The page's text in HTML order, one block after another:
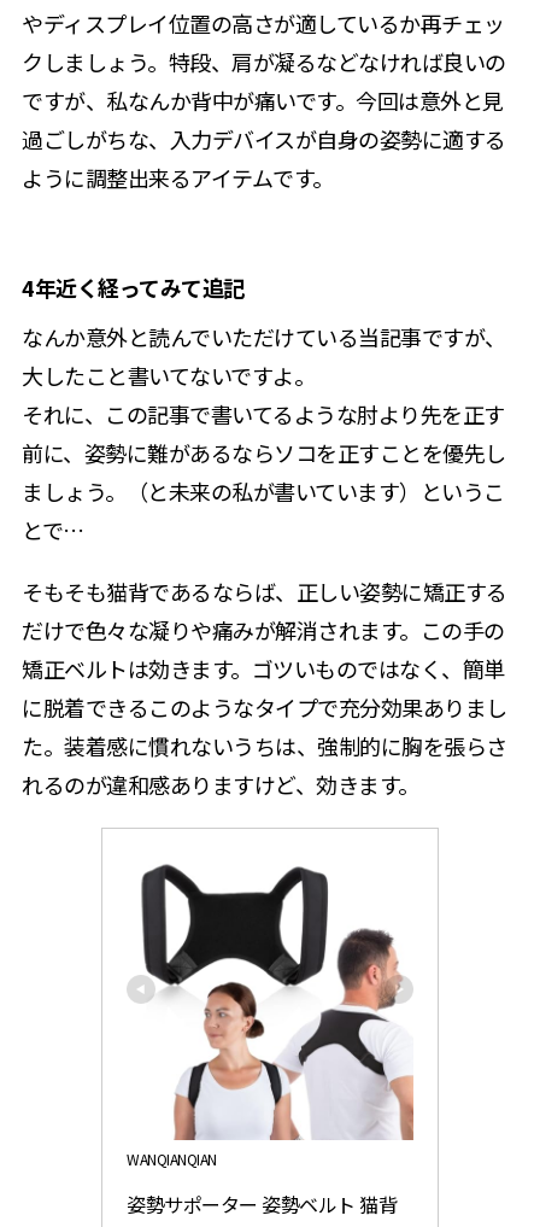
やディスプレイ位置の高さが適しているか再チェッ
クしましょう。特段、肩が凝るなどなければ良いの
ですが、私なんか背中が痛いです。今回は意外と見
過ごしがちな、入力デバイスが自身の姿勢に適する
ように調整出来るアイテムです。
4年近く経ってみて追記
なんか意外と読んでいただけている当記事ですが、
大したこと書いてないですよ。
それに、この記事で書いてるような肘より先を正す
前に、姿勢に難があるならソコを正すことを優先し
ましょう。（と未来の私が書いています）というこ
とで…
そもそも猫背であるならば、正しい姿勢に矯正する
だけで色々な凝りや痛みが解消されます。この手の
矯正ベルトは効きます。ゴツいものではなく、簡単
に脱着できるこのようなタイプで充分効果ありまし
た。装着感に慣れないうちは、強制的に胸を張らさ
れるのが違和感ありますけど、効きます。
WANQIANQIAN
姿勢サポーター 姿勢ベルト 猫背